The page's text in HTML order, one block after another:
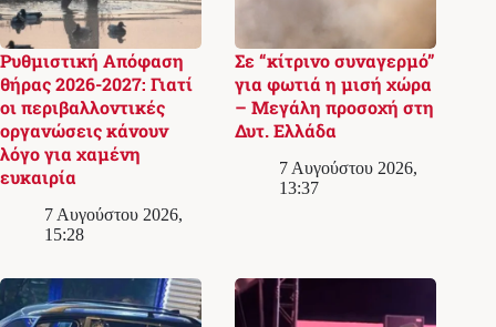
Ρυθμιστική Απόφαση
θήρας 2026-2027: Γιατί
οι περιβαλλοντικές
οργανώσεις κάνουν
λόγο για χαμένη
ευκαιρία
7 Αυγούστου 2026,
15:28
Σε “κίτρινο συναγερμό”
για φωτιά η μισή χώρα
– Μεγάλη προσοχή στη
Δυτ. Ελλάδα
7 Αυγούστου 2026,
13:37